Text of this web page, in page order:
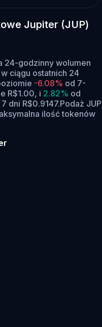
Jupiter (JUP)
24-godzinny wolumen
w ciągu ostatnich 24
-6.08% od 7-
R$1.00, i 2.82% od
dni R$0.9147.Podaż JUP
ilość tokenów